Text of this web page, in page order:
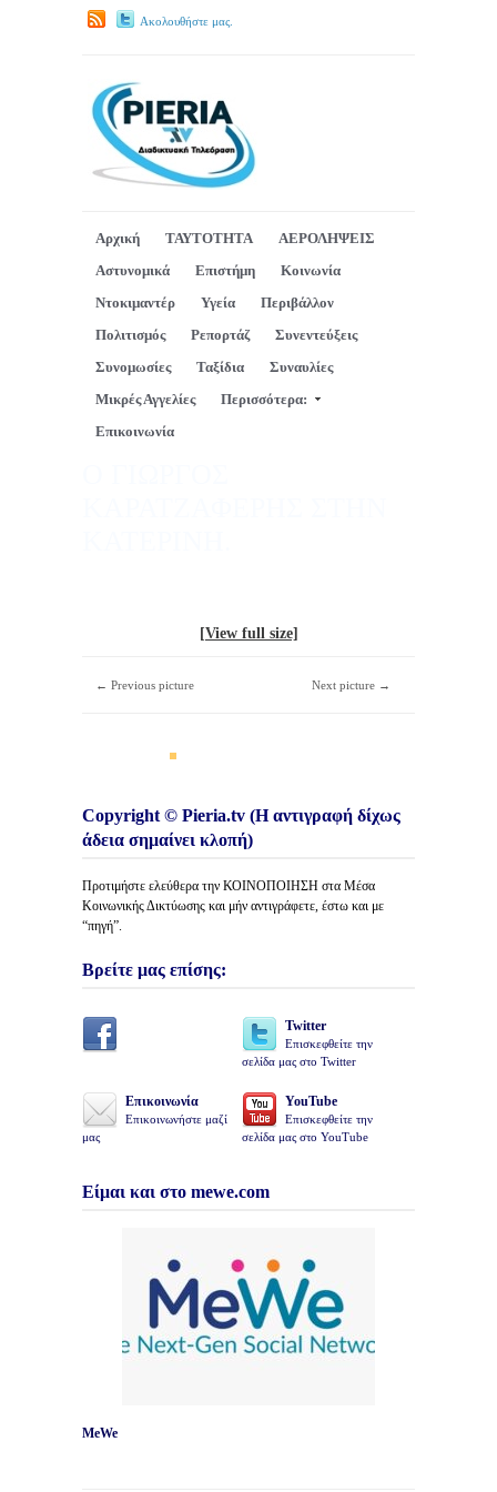
Ακολουθήστε μας.
Αρχική ΤΑΥΤΟΤΗΤΑ
ΑΕΡΟΛΗΨΕΙΣ
Αστυνομικά
Επιστήμη
Κοινωνία
Ντοκιμαντέρ
Υγεία
Περιβάλλον
Πολιτισμός
Ρεπορτάζ
Συνεντεύξεις
Συνομωσίες
Ταξίδια
Συναυλίες
Μικρές Αγγελίες
Περισσότερα:
Επικοινωνία
[View full size]
← Previous picture Next picture →
Copyright © Pieria.tv (Η αντιγραφή δίχως
άδεια σημαίνει κλοπή)
Προτιμήστε ελεύθερα την ΚΟΙΝΟΠΟΙΗΣΗ στα Μέσα
Κοινωνικής Δικτύωσης και μήν αντιγράφετε, έστω και με
“πηγή”.
Βρείτε μας επίσης:
Twitter
Επισκεφθείτε την
σελίδα μας στο Twitter
Επικοινωνία
Επικοινωνήστε μαζί
μας
YouTube
Επισκεφθείτε την
σελίδα μας στο YouTube
Είμαι και στο mewe.com
MeWe